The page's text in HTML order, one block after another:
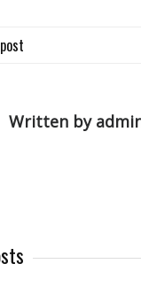
Written by